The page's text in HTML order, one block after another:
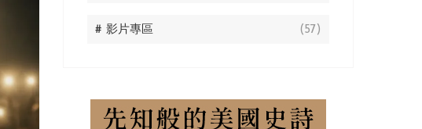
# 影片專區 (57)